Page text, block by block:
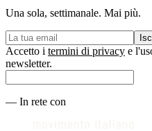
Una sola, settimanale. Mai più.
Accetto i termini di privacy e
newsletter.
— In rete con